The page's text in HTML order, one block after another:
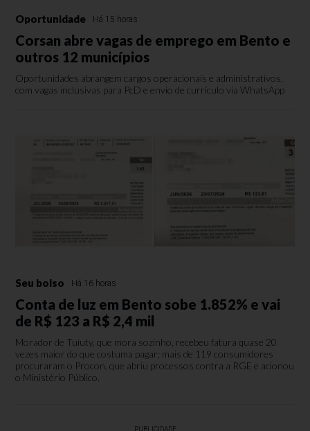
Oportunidade Há 15 horas
Corsan abre vagas de emprego em Bento e
outros 12 municípios
Oportunidades abrangem cargos operacionais e administrativos,
com vagas inclusivas para PcD e envio de currículo via WhatsApp
Seu bolso Há 16 horas
Conta de luz em Bento sobe 1.852% e vai
de R$ 123 a R$ 2,4 mil
Morador de Tuiuty, que mora sozinho, recebeu fatura quase 20
vezes maior do que costuma pagar; mais de 119 consumidores
procuraram o Procon, que abriu processos contra a RGE e acionou
o Ministério Público.